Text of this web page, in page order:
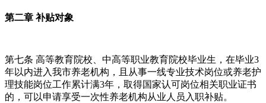
第二章 补贴对象
第七条 高等教育院校、中高等职业教育院校毕业生，在毕业3
年以内进入我市养老机构，且从事一线专业技术岗位或养老护
理技能岗位工作累计满3年，取得国家认可岗位相关职业证书
的，可以申请享受一次性养老机构从业人员入职补贴。